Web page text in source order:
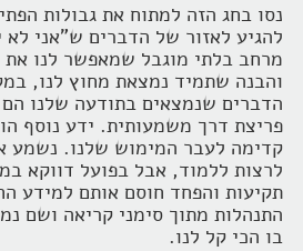
נסו בחג הזה למתוח את גבולות
להגיע לאזור של הדברים ש"אני לא
מרחב בלתי מוגבל שמאפשר לנו
והבנה שתמיד נמצאת מחוץ לנו,
הדברים שנמצאים בתודעה שלנו הם
פריצת דרך משמעותית. ידע נוסף
קדימה לעבר המימוש שלנו. נשמע
לרצות ללמוד, אבל בפועל דווקא
תקיעות והפחד חוסם אותם למידע
התנהלות מתוך סימני קריאה ושם
בו הכי קל לנו.